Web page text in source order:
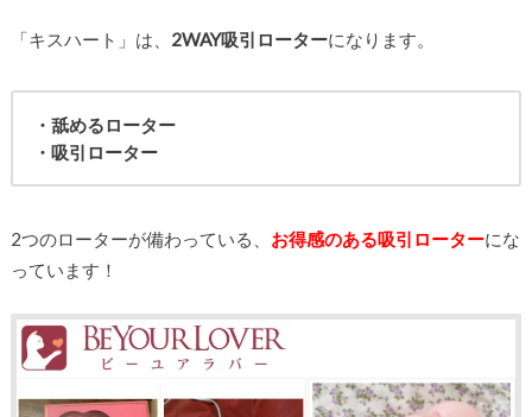
「キスハート」は、 2WAY吸引ローターになります。
・舐めるローター
・吸引ローター
2つのローターが備わっている、 お得感のある吸引ローターにな
っています！